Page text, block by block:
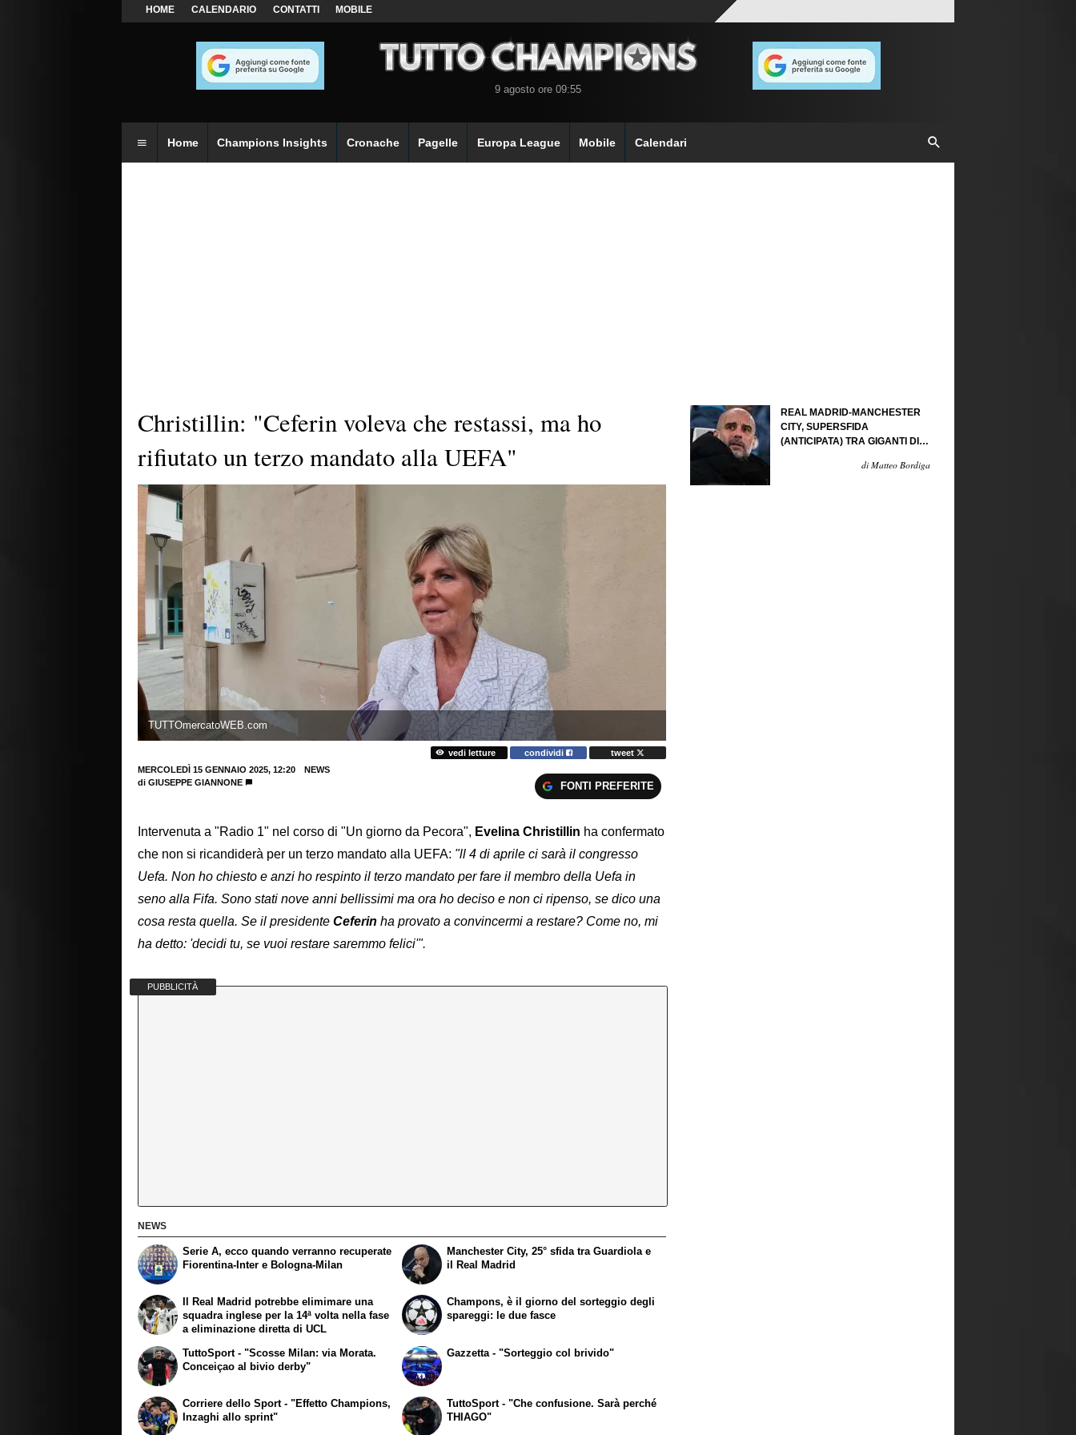
HOME CALENDARIO CONTATTI MOBILE
9 agosto ore 09:55
Home Champions Insights Cronache Pagelle Europa League Mobile Calendari
Christillin: "Ceferin voleva che restassi, ma ho
rifiutato un terzo mandato alla UEFA"
TUTTOmercatoWEB.com
vedi letture condividi
tweet
MERCOLEDÌ 15 GENNAIO 2025, 12:20
NEWS
di GIUSEPPE GIANNONE FONTI PREFERITE
Intervenuta a "Radio 1" nel corso di "Un giorno da Pecora", Evelina Christillin ha confermato
che non si ricandiderà per un terzo mandato alla UEFA: "ll 4 di aprile ci sarà il congresso
Uefa. Non ho chiesto e anzi ho respinto il terzo mandato per fare il membro della Uefa in
seno alla Fifa. Sono stati nove anni bellissimi ma ora ho deciso e non ci ripenso, se dico una
cosa resta quella. Se il presidente Ceferin ha provato a convincermi a restare? Come no, mi
ha detto: 'decidi tu, se vuoi restare saremmo felici'".
PUBBLICITÀ
NEWS
Serie A, ecco quando verranno recuperate
Fiorentina-Inter e Bologna-Milan
Il Real Madrid potrebbe elimimare una
squadra inglese per la 14ª volta nella fase
a eliminazione diretta di UCL
Manchester City, 25° sfida tra Guardiola e
il Real Madrid
Champons, è il giorno del sorteggio degli
spareggi: le due fasce
TuttoSport - "Scosse Milan: via Morata.
Conceiçao al bivio derby"
Corriere dello Sport - "Effetto Champions,
Inzaghi allo sprint"
Gazzetta - "Sorteggio col brivido"
TuttoSport - "Che confusione. Sarà perché
THIAGO"
REAL MADRID-MANCHESTER
CITY, SUPERSFIDA
(ANTICIPATA) TRA GIGANTI DI
di Matteo Bordiga